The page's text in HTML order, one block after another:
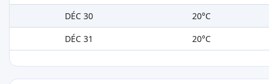
DÉC 30
20°C
DÉC 31
20°C